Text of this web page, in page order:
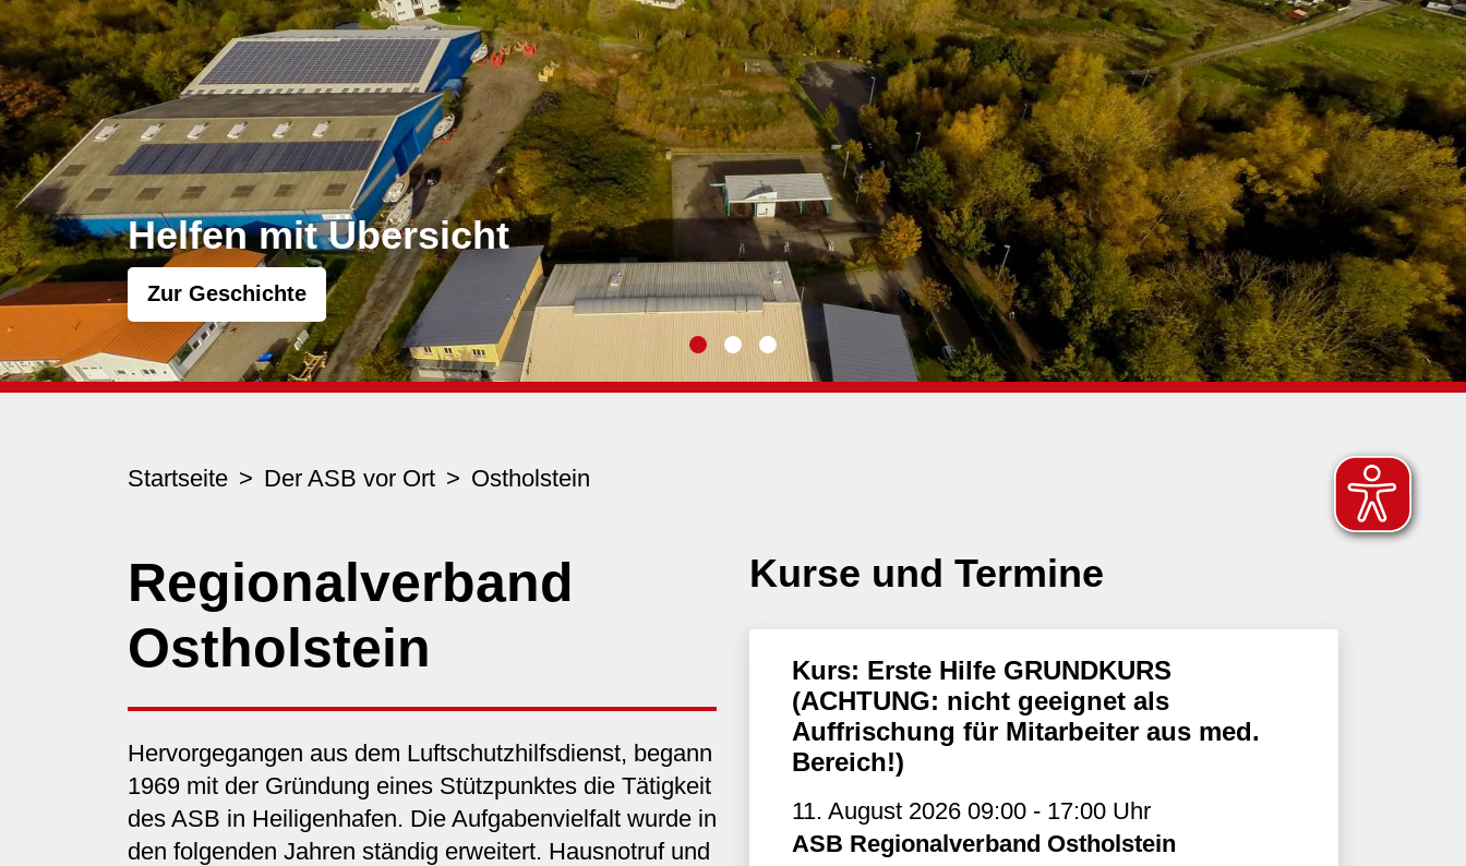
Ein Gewinn für
Senior:innen und
Kinder
Zur Geschichte
Startseite Der ASB vor Ort Ostholstein
Regionalverband
Ostholstein
Hervorgegangen aus dem Luftschutzhilfsdienst, begann
1969 mit der Gründung eines Stützpunktes die Tätigkeit
des ASB in Heiligenhafen. Die Aufgabenvielfalt wurde in
den folgenden Jahren ständig erweitert. Hausnotruf und
Kurse und Termine
Kurs: Erste Hilfe GRUNDKURS
(ACHTUNG: nicht geeignet als
Auffrischung für Mitarbeiter aus med.
Bereich!)
11. August 2026 09:00 - 17:00 Uhr
ASB Regionalverband Ostholstein